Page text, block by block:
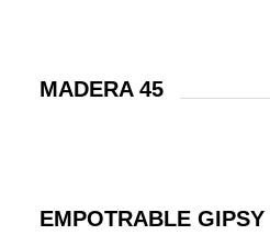
MADERA 45
EMPOTRABLE GIPSY